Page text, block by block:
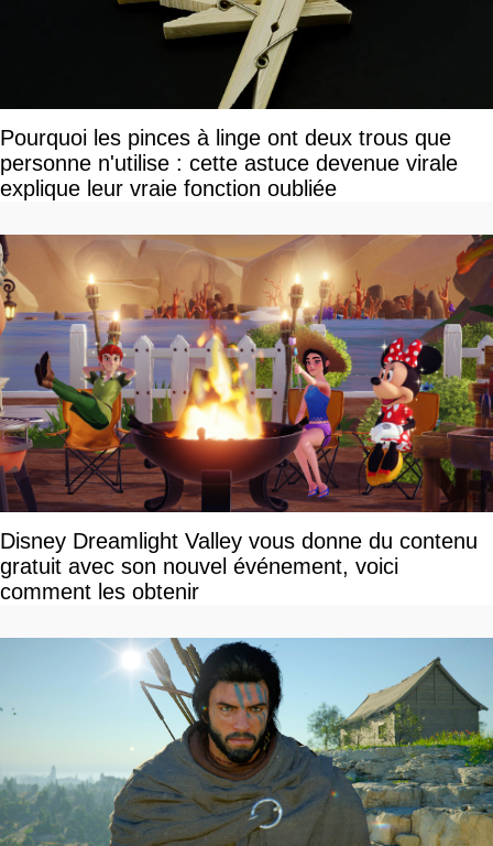
Pourquoi les pinces à linge ont deux trous que
personne n'utilise : cette astuce devenue virale
explique leur vraie fonction oubliée
Disney Dreamlight Valley vous donne du contenu
gratuit avec son nouvel événement, voici
comment les obtenir